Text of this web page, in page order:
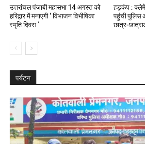
उत्तरांचल पंजाबी महासभा 14 अगस्त को
हरिद्वार में मनाएगी ‘ विभाजन विभीषिका
स्मृति दिवस ‘
हड़कंप :
पहुंची पुलिस
छात्र-
पर्यटन